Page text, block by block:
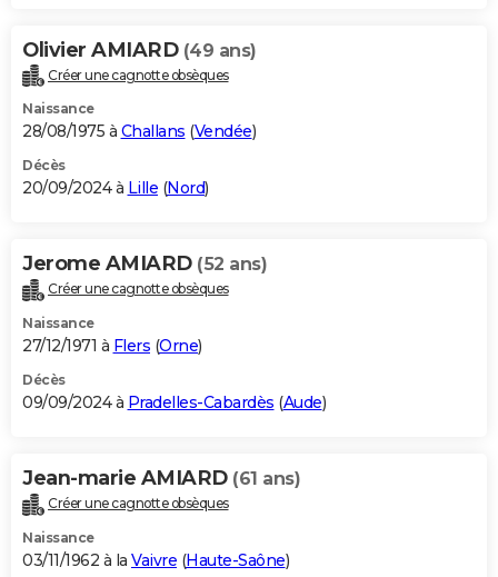
Olivier AMIARD (49 ans)
Créer une cagnotte obsèques
Naissance
28/08/1975 à Challans (Vendée)
Décès
20/09/2024 à Lille (Nord)
Jerome AMIARD (52 ans)
Créer une cagnotte obsèques
Naissance
27/12/1971 à Flers (Orne)
Décès
09/09/2024 à Pradelles-Cabardès (Aude)
Jean-marie AMIARD (61 ans)
Créer une cagnotte obsèques
Naissance
03/11/1962 à la Vaivre (Haute-Saône)